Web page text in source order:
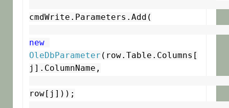
cmdWrite.Parameters.Add(
new
OleDbParameter (row.Table.Columns[
j].ColumnName,
row[j]));